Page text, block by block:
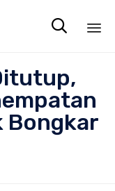

Bongkar